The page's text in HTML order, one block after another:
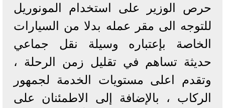
حرص الوزير على استخدام المونوريل
للتوجه الى مقر عمله بدلا من السيارات
الخاصة بإعتباره وسيلة نقل جماعي
حديثة تساهم في تقليل زمن الرحلة ،
وتقدم اعلى مستويات الخدمة لجمهور
الركاب ، بالإضافة إلى الاطمئنان على